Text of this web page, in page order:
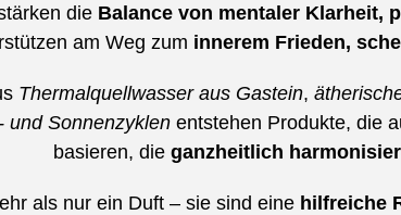
die Balance von mentaler Klarheit,
am Weg zum innerem Frieden,
Thermalquellwasser aus Gastein,
und Sonnenzyklen entstehen Produkte, die
basieren, die ganzheitlich
als nur ein Duft – sie sind eine hilfreiche